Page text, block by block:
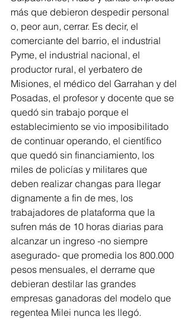
más que debieron despedir personal
o, peor aun, cerrar. Es decir, el
comerciante del barrio, el industrial
Pyme, el industrial nacional, el
productor rural, el yerbatero de
Misiones, el médico del Garrahan y del
Posadas, el profesor y docente que se
quedó sin trabajo porque el
establecimiento se vio imposibilitado
de continuar operando, el científico
que quedó sin financiamiento, los
miles de policías y militares que
deben realizar changas para llegar
dignamente a fin de mes, los
trabajadores de plataforma que la
sufren más de 10 horas diarias para
alcanzar un ingreso -no siempre
asegurado- que promedia los 800.000
pesos mensuales, el derrame que
debieran destilar las grandes
empresas ganadoras del modelo que
regentea Milei nunca les llegó.